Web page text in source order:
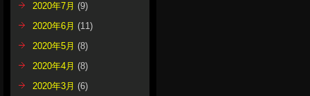
2020年7月 (9)
2020年6月 (11)
2020年5月 (8)
2020年4月 (8)
2020年3月 (6)